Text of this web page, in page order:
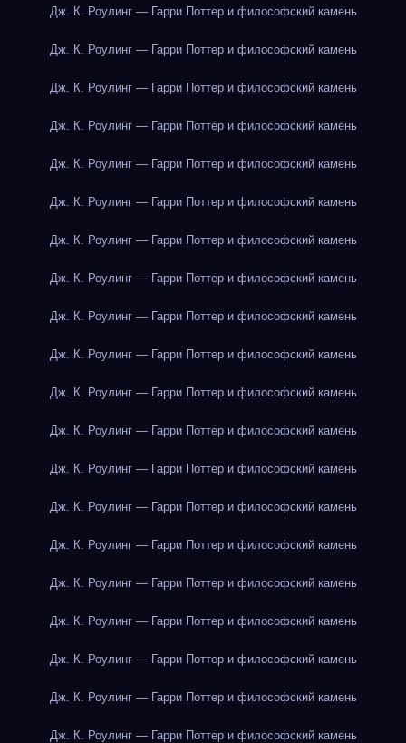
Дж. К. Роулинг — Гарри Поттер и философский камень
Дж. К. Роулинг — Гарри Поттер и философский камень
Дж. К. Роулинг — Гарри Поттер и философский камень
Дж. К. Роулинг — Гарри Поттер и философский камень
Дж. К. Роулинг — Гарри Поттер и философский камень
Дж. К. Роулинг — Гарри Поттер и философский камень
Дж. К. Роулинг — Гарри Поттер и философский камень
Дж. К. Роулинг — Гарри Поттер и философский камень
Дж. К. Роулинг — Гарри Поттер и философский камень
Дж. К. Роулинг — Гарри Поттер и философский камень
Дж. К. Роулинг — Гарри Поттер и философский камень
Дж. К. Роулинг — Гарри Поттер и философский камень
Дж. К. Роулинг — Гарри Поттер и философский камень
Дж. К. Роулинг — Гарри Поттер и философский камень
Дж. К. Роулинг — Гарри Поттер и философский камень
Дж. К. Роулинг — Гарри Поттер и философский камень
Дж. К. Роулинг — Гарри Поттер и философский камень
Дж. К. Роулинг — Гарри Поттер и философский камень
Дж. К. Роулинг — Гарри Поттер и философский камень
Дж. К. Роулинг — Гарри Поттер и философский камень